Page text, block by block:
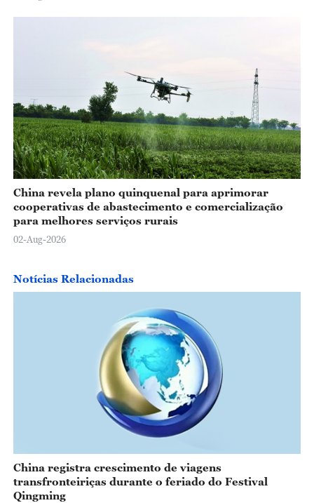
China revela plano quinquenal para aprimorar
cooperativas de abastecimento e comercialização
para melhores serviços rurais
02-Aug-2026
Notícias Relacionadas
China registra crescimento de viagens
transfronteiriças durante o feriado do Festival
Qingming